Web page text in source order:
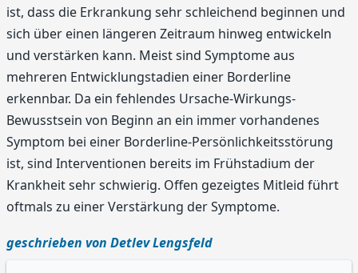
ist, dass die Erkrankung sehr schleichend beginnen und
sich über einen längeren Zeitraum hinweg entwickeln
und verstärken kann. Meist sind Symptome aus
mehreren Entwicklungstadien einer Borderline
erkennbar. Da ein fehlendes Ursache-Wirkungs-
Bewusstsein von Beginn an ein immer vorhandenes
Symptom bei einer Borderline-Persönlichkeitsstörung
ist, sind Interventionen bereits im Frühstadium der
Krankheit sehr schwierig. Offen gezeigtes Mitleid führt
oftmals zu einer Verstärkung der Symptome.
geschrieben von Detlev Lengsfeld